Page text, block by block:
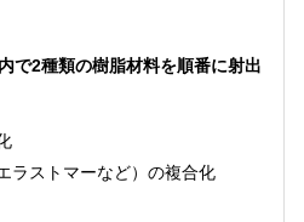
で2種類の樹脂材料を順番に射出
ラストマーなど）の複合化